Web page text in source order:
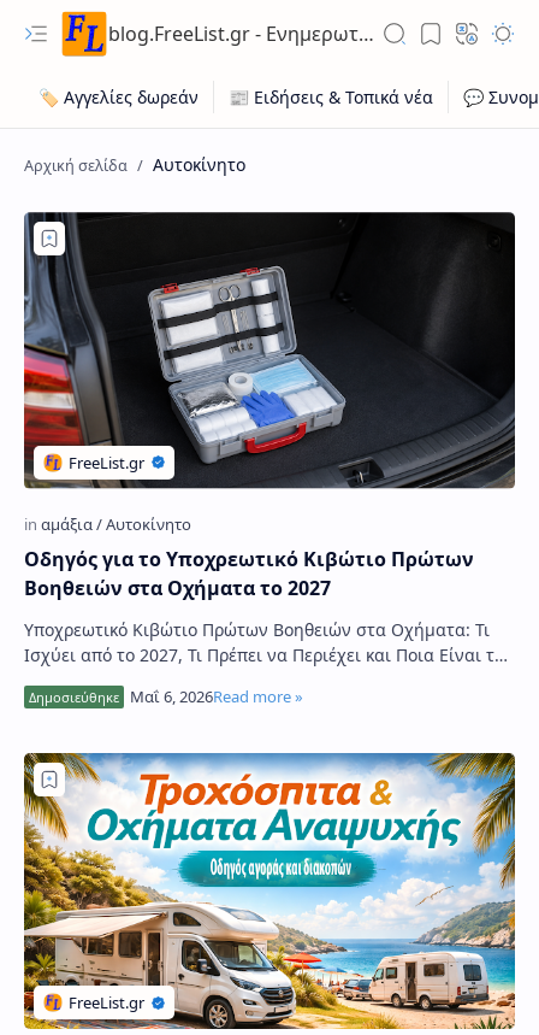
blog.FreeList.gr - Ενημερωτικό Ιστολόγιο ποικίλης ύλης για ευκαιρίες εργασίας, ακίνητων, οχήματων
Αυτοκίνητο
Οδηγός για το Υποχρεωτικό Κιβώτιο Πρώτων
Βοηθειών στα Οχήματα το 2027
Υποχρεωτικό Κιβώτιο Πρώτων Βοηθειών στα Οχήματα: Τι
Ισχύει από το 2027, Τι Πρέπει να Περιέχει και Ποια Είναι τα